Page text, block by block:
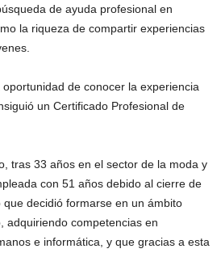
de ayuda profesional en
la riqueza de compartir experiencias
de conocer la experiencia
un Certificado Profesional de
tras 33 años en el sector de la moda y
con 51 años debido al cierre de
decidió formarse en un ámbito
adquiriendo competencias en
e informática, y que gracias a esta